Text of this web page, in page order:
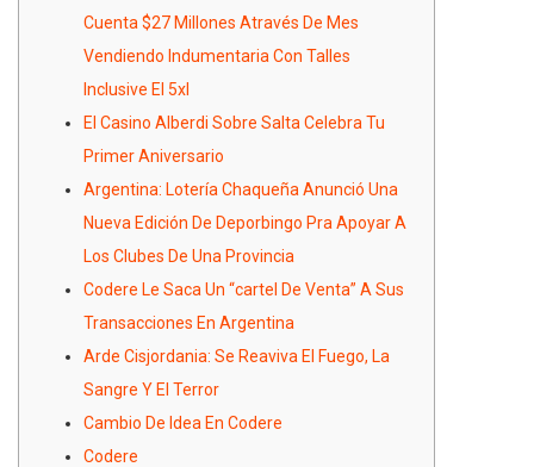
Cuenta $27 Millones Através De Mes
Vendiendo Indumentaria Con Talles
Inclusive El 5xl
El Casino Alberdi Sobre Salta Celebra Tu
Primer Aniversario
Argentina: Lotería Chaqueña Anunció Una
Nueva Edición De Deporbingo Pra Apoyar A
Los Clubes De Una Provincia
Codere Le Saca Un “cartel De Venta” A Sus
Transacciones En Argentina
Arde Cisjordania: Se Reaviva El Fuego, La
Sangre Y El Terror
Cambio De Idea En Codere
Codere